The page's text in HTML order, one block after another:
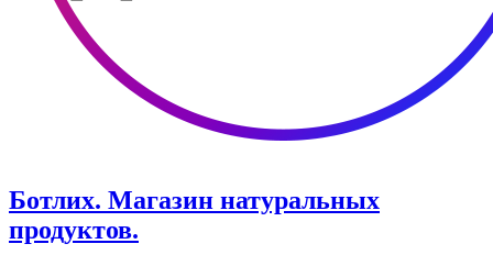
Ботлих. Магазин натуральных
продуктов.